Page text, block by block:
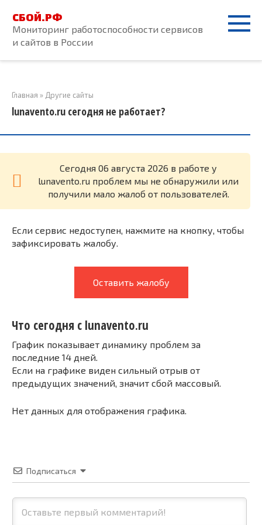
контенту
СБОЙ.РФ
Мониторинг работоспособности сервисов
и сайтов в России
Главная » Другие сайты
lunavento.ru сегодня не работает?
Cегодня 06 августа 2026 в работе у
lunavento.ru проблем мы не обнаружили или
получили мало жалоб от пользователей.
Если сервис недоступен, нажмите на кнопку, чтобы
зафиксировать жалобу.
Оставить жалобу
Что сегодня с lunavento.ru
График показывает динамику проблем за
последние 14 дней.
Если на графике виден сильный отрыв от
предыдущих значений, значит сбой массовый.
Нет данных для отображения графика.
Подписаться